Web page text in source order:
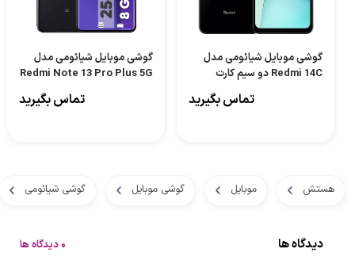
گوشی موبایل شیائومی مدل
Redmi 14C دو سیم کارت
تماس بگیرید
گوشی موبایل شیائومی مدل
Redmi Note 13 Pro Plus 5G
تماس بگیرید
هستش موبایل گوشی موبایل گوشی شیائومی
دیدگاه ها 0 دیدگاه ها